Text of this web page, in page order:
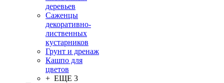
деревьев
Саженцы
декоративно-
лиственных
кустарников
Грунт и дренаж
Кашпо для
цветов
+ ЕЩЕ 3